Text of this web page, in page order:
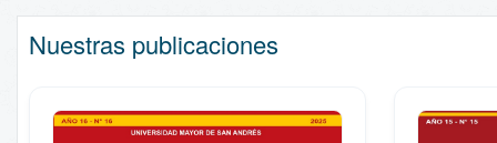
Nuestras publicaciones